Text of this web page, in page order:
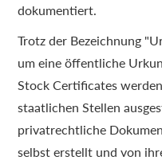
dokumentiert.
Trotz der Bezeichnung
um eine öffentliche
Stock Certificates
staatlichen Stellen
privatrechtliche
selbst erstellt und von